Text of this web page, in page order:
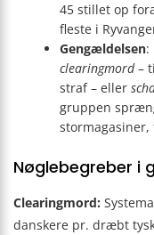
45 stillet op
fleste i
Gengældelsen:
clearingmord–
straf – eller
gruppen
Nøglebegreber i
Clearingmord:
danskere pr. dræbt